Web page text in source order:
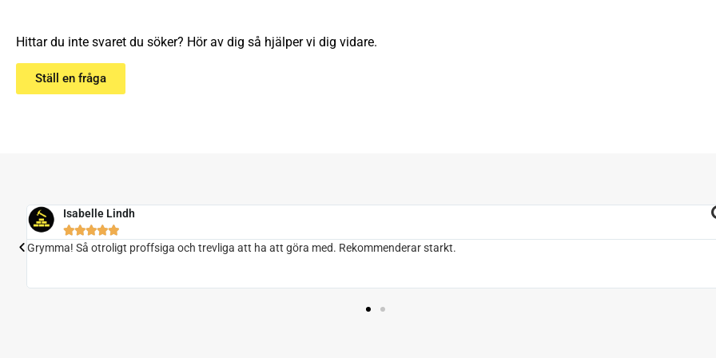
Hittar du inte svaret du söker? Hör av dig så hjälper vi dig vidare.
Ställ en fråga
Isabelle Lindh

Grymma! Så otroligt proffsiga och trevliga att ha att göra med. Rekommenderar starkt.